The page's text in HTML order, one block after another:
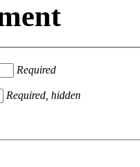
Required
Required, hidden